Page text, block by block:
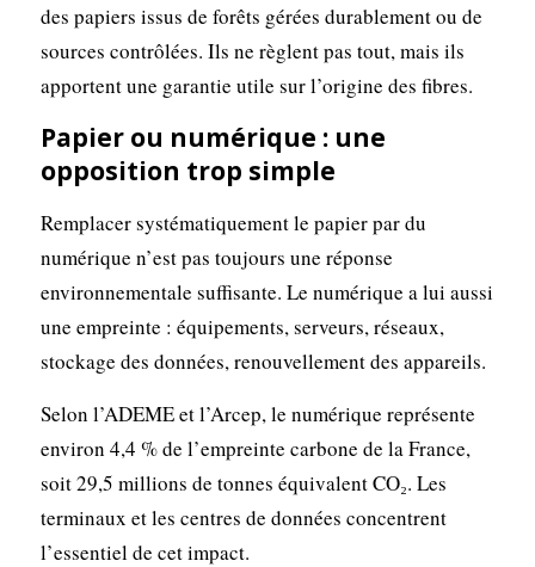
des papiers issus de forêts gérées durablement ou de
sources contrôlées. Ils ne règlent pas tout, mais ils
apportent une garantie utile sur l’origine des fibres.
Papier ou numérique : une
opposition trop simple
Remplacer systématiquement le papier par du
numérique n’est pas toujours une réponse
environnementale suffisante. Le numérique a lui aussi
une empreinte : équipements, serveurs, réseaux,
stockage des données, renouvellement des appareils.
Selon l’ADEME et l’Arcep, le numérique représente
environ 4,4 % de l’empreinte carbone de la France,
soit 29,5 millions de tonnes équivalent CO₂. Les
terminaux et les centres de données concentrent
l’essentiel de cet impact.